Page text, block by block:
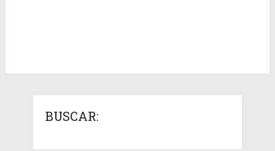
BUSCAR: